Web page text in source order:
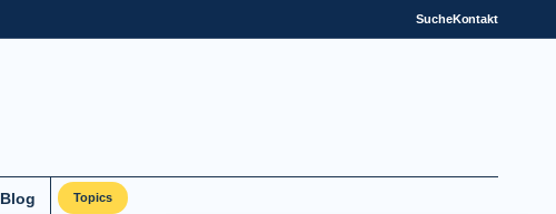
SucheKontakt
Blog Topics